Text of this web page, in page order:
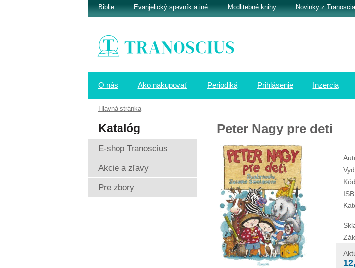
O nás Ako nakupovať Periodiká Prihlásenie Inzercia
Peter Nagy pre deti
Katalóg
E-shop Tranoscius
Akcie a zľavy
Pre zbory
Biblie Evanjelický spevník a iné Modlitebné knihy Novinky z Tranoscia
Hlavná stránka